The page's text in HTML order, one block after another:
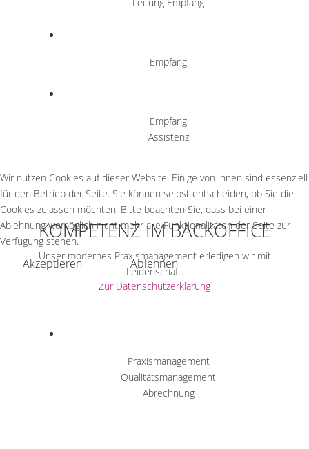
Leitung Empfang
Empfang
Empfang
Assistenz
KOMPETENZ IM BACKOFFICE
Unser modernes Praxismanagement erledigen wir mit
Leidenschaft.
Praxismanagement
Qualitätsmanagement
Abrechnung
Wir nutzen Cookies auf dieser Website. Einige von ihnen sind essenziell
für den Betrieb der Seite. Sie können selbst entscheiden, ob Sie die
Cookies zulassen möchten. Bitte beachten Sie, dass bei einer
Ablehnung womöglich nicht mehr alle Funktionalitäten der Seite zur
Verfügung stehen.
Akzeptieren Ablehnen
Zur Datenschutzerklärung